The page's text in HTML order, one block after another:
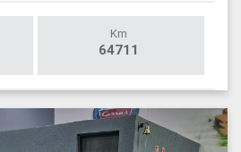
Km
64711